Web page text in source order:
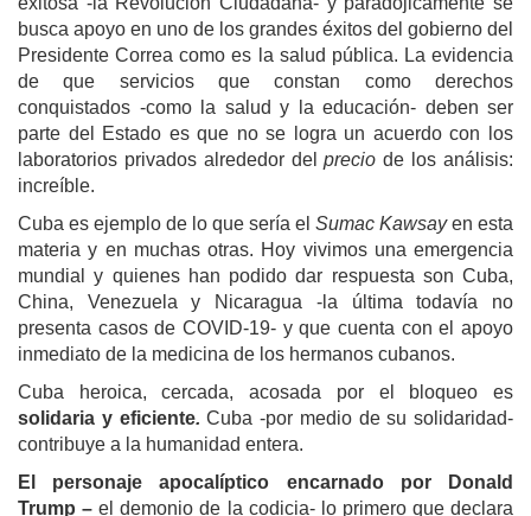
busca apoyo en uno de los grandes éxitos del gobierno del
Presidente Correa como es la salud pública. La evidencia
de que servicios que constan como derechos
conquistados -como la salud y la educación- deben ser
parte del Estado es que no se logra un acuerdo con los
laboratorios privados alrededor delprecio de los análisis:
increíble.
Cuba es ejemplo de lo que sería el Sumac Kawsayen esta
materia y en muchas otras. Hoy vivimos una emergencia
mundial y quienes han podido dar respuesta son Cuba,
China, Venezuela y Nicaragua -la última todavía no
presenta casos de COVID-19- y que cuenta con el apoyo
inmediato de la medicina de los hermanos cubanos.
Cuba heroica, cercada, acosada por el bloqueo es
solidaria y eficiente. Cuba -por medio de su solidaridad-
contribuye a la humanidad entera.
E l personaje apocalíptico encarnado porDonald
Trump –eldemonio de la codicia- lo primero que declara